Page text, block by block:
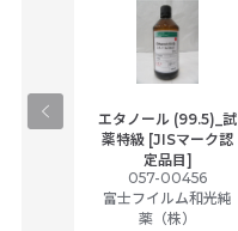
エタノール (99.5)_試
薬特級 [JISマーク認
定品目]
057-00456
富士フイルム和光純
薬（株）